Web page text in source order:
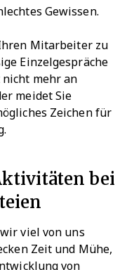
Gewissen.
Mitarbeiter zu
Einzelgespräche
mehr an
meidet Sie
Zeichen für
bei
viel von uns
Zeit und Mühe,
von